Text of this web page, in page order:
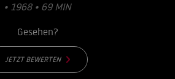
• 1968 • 69 MIN
Gesehen?
JETZT BEWERTEN